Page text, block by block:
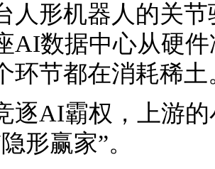
人形机器人的关
AI数据中心从硬
环节都在消耗稀土
逐AI霸权，上游
形赢家”。